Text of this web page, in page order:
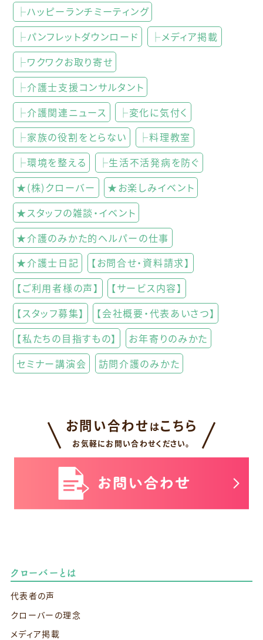
├ハッピーランチミーティング
├パンフレットダウンロード
├メディア掲載
├ワクワクお取り寄せ
├介護士支援コンサルタント
├介護関連ニュース
├変化に気付く
├家族の役割をとらない
├料理教室
├環境を整える
├生活不活発病を防ぐ
★(株)クローバー
★お楽しみイベント
★スタッフの雑談・イベント
★介護のみかた的ヘルパーの仕事
★介護士日記
【お問合せ・資料請求】
【ご利用者様の声】
【サービス内容】
【スタッフ募集】
【会社概要・代表あいさつ】
【私たちの目指すもの】
お年寄りのみかた
セミナー講演会
訪問介護のみかた
お問い合わせ はこちら
お気軽にお問い合わせください。
クローバーとは
代表者の声
クローバーの理念
メディア掲載